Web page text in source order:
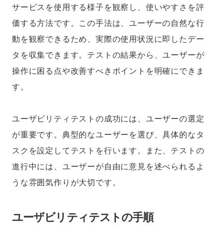
サービスを使用する様子を観察し、使いやすさを評
価する方法です。この手法は、ユーザーの自然な行
動を観察できるため、実際の使用状況に即したデー
タを収集できます。テストの結果から、ユーザーが
操作に困る点や改善すべきポイントを明確にできま
す。
ユーザビリティテストの成功には、ユーザーの選定
が重要です。典型的なユーザーを選び、具体的なタ
スクを設定してテストを行います。また、テストの
進行中には、ユーザーが自由に意見を述べられるよ
うな雰囲気作りが大切です。
ユーザビリティテストの手順